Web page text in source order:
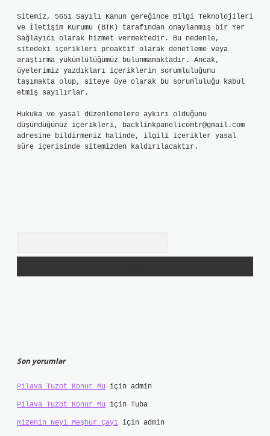
Sitemiz, 5651 Sayılı Kanun gereğince Bilgi Teknolojileri
ve İletişim Kurumu (BTK) tarafından onaylanmış bir Yer
Sağlayıcı olarak hizmet vermektedir. Bu nedenle,
sitedeki içerikleri proaktif olarak denetleme veya
araştırma yükümlülüğümüz bulunmamaktadır. Ancak,
üyelerimiz yazdıkları içeriklerin sorumluluğunu
taşımakta olup, siteye üye olarak bu sorumluluğu kabul
etmiş sayılırlar.
Hukuka ve yasal düzenlemelere aykırı olduğunu
düşündüğünüz içerikleri, backlinkpanelicomtr@gmail.com
adresine bildirmeniz halinde, ilgili içerikler yasal
süre içerisinde sitemizden kaldırılacaktır.
Son yorumlar
Pilava Tuzot Konur Mu için admin
Pilava Tuzot Konur Mu için Tuba
Rizenin Neyi Meşhur Çayı için admin